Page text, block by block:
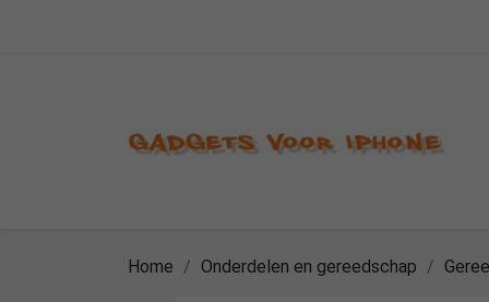
Home Onderdelen en gereedschap